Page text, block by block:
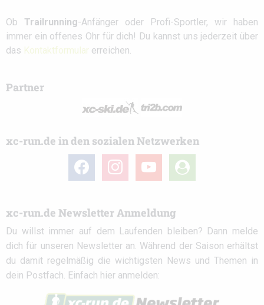
Ob Trailrunning-Anfänger oder Profi-Sportler, wir haben
immer ein offenes Ohr für dich! Du kannst uns jederzeit über
das Kontaktformular erreichen.
Partner
xc-run.de in den sozialen Netzwerken
facebook instagramyoutube
user-
circle
xc-run.de Newsletter Anmeldung
Du willst immer auf dem Laufenden bleiben? Dann melde
dich für unseren Newsletter an. Während der Saison erhältst
du damit regelmäßig die wichtigsten News und Themen in
dein Postfach. Einfach hier anmelden: